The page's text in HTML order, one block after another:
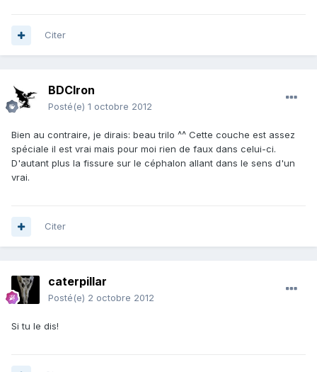
Citer
BDCIron
Posté(e) 1 octobre 2012
Bien au contraire, je dirais: beau trilo ^^ Cette couche est assez
spéciale il est vrai mais pour moi rien de faux dans celui-ci.
D'autant plus la fissure sur le céphalon allant dans le sens d'un
vrai.
Citer
caterpillar
Posté(e) 2 octobre 2012
Si tu le dis!